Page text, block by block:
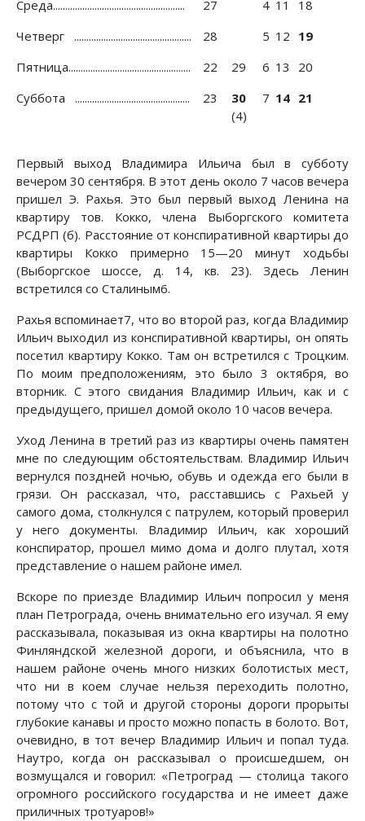
Среда...................................................... 27 4 11
18
Четверг ................................................
28 5 12 19
Пятница..................................................
22 29 6 13
20
Суббота ...............................................
23
30
(4)
7 14 21
Первый выход Владимира Ильича был в субботу
вечером 30 сентября. В этот день около 7 часов вечера
пришел Э. Рахья. Это был первый выход Ленина на
квартиру тов. Кокко, члена Выборгского комитета
РСДРП (б). Расстояние от конспиративной квартиры до
квартиры Кокко примерно 15—20 минут ходьбы
(Выборгское шоссе, д. 14, кв. 23). Здесь Ленин
встретился со Сталиным6.
Рахья вспоминает7, что во второй раз, когда Владимир
Ильич выходил из конспиративной квартиры, он опять
посетил квартиру Кокко. Там он встретился с Троцким.
По моим предположениям, это было 3 октября, во
вторник. С этого свидания Владимир Ильич, как и с
предыдущего, пришел домой около 10 часов вечера.
Уход Ленина в третий раз из квартиры очень памятен
мне по следующим обстоятельствам. Владимир Ильич
вернулся поздней ночью, обувь и одежда его были в
грязи. Он рассказал, что, расставшись с Рахьей у
самого дома, столкнулся с патрулем, который проверил
у него документы. Владимир Ильич, как хороший
конспиратор, прошел мимо дома и долго плутал, хотя
представление о нашем районе имел.
Вскоре по приезде Владимир Ильич попросил у меня
план Петрограда, очень внимательно его изучал. Я ему
рассказывала, показывая из окна квартиры на полотно
Финляндской железной дороги, и объяснила, что в
нашем районе очень много низких болотистых мест,
что ни в коем случае нельзя переходить полотно,
потому что с той и другой стороны дороги прорыты
глубокие канавы и просто можно попасть в болото. Вот,
очевидно, в тот вечер Владимир Ильич и попал туда.
Наутро, когда он рассказывал о происшедшем, он
возмущался и говорил: «Петроград — столица такого
огромного российского государства и не имеет даже
приличных тротуаров!»